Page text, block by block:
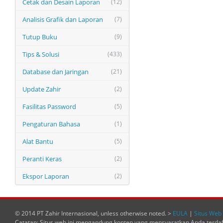
(12)
Cetak dan Desain Laporan
(7)
Analisis Grafik dan Laporan
(9)
Tutup Buku
(433)
Tips & Solusi
(21)
Database dan Jaringan
(2)
Update Zahir
(5)
Fasilitas Password
(1)
Pengaturan Bahasa
(5)
Alat Bantu
(2)
Peranti Keras
(2)
Ekspor Laporan
© 2014 PT Zahir Internasional, unless otherwise noted. > EULA | Situs